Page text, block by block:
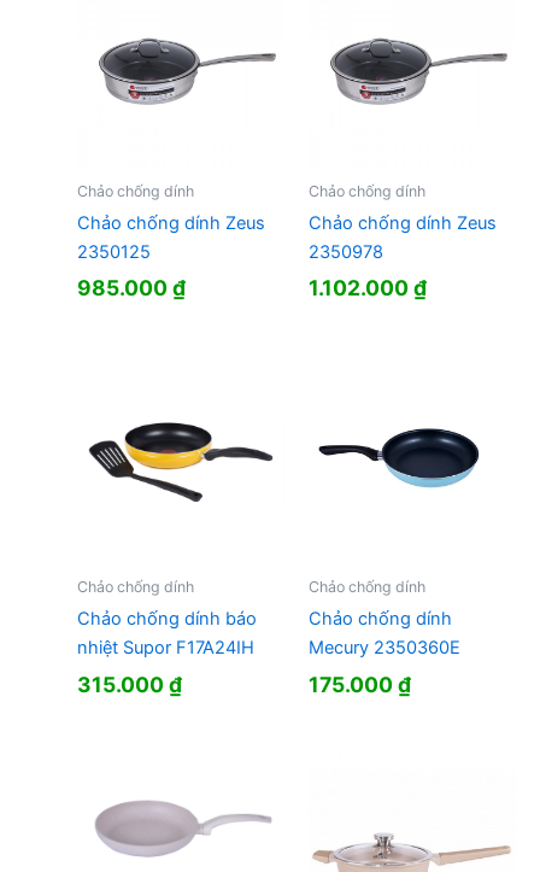
Chảo chống dính
Chảo chống dính Zeus
2350125
985.000₫
Chảo chống dính
Chảo chống dính Zeus
2350978
1.102.000₫
Chảo chống dính
Chảo chống dính báo
nhiệt Supor F17A24IH
315.000₫
Chảo chống dính
Chảo chống dính
Mecury 2350360E
175.000₫